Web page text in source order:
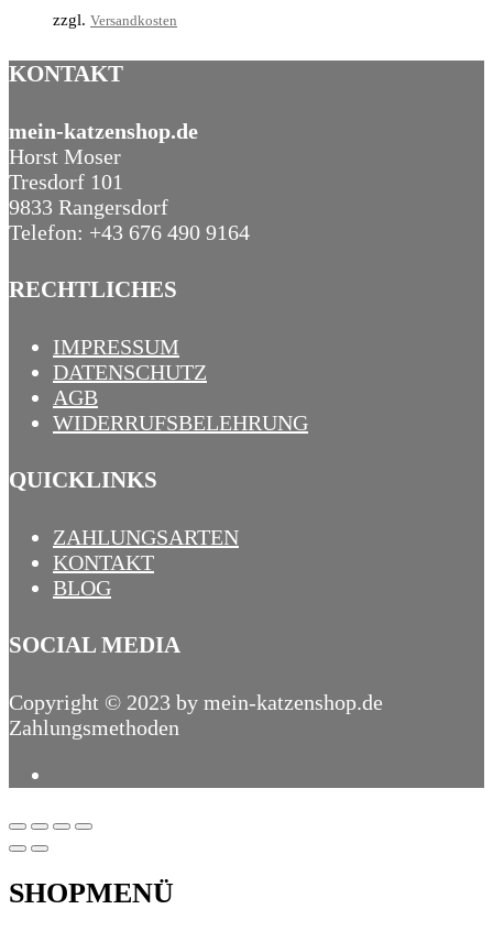
zzgl. Versandkosten
KONTAKT
mein-katzenshop.de
Horst Moser
Tresdorf 101
9833 Rangersdorf
Telefon: +43 676 490 9164
RECHTLICHES
IMPRESSUM
DATENSCHUTZ
AGB
WIDERRUFSBELEHRUNG
QUICKLINKS
ZAHLUNGSARTEN
KONTAKT
BLOG
SOCIAL MEDIA
Copyright © 2023 by mein-katzenshop.de
Zahlungsmethoden
SHOPMENÜ